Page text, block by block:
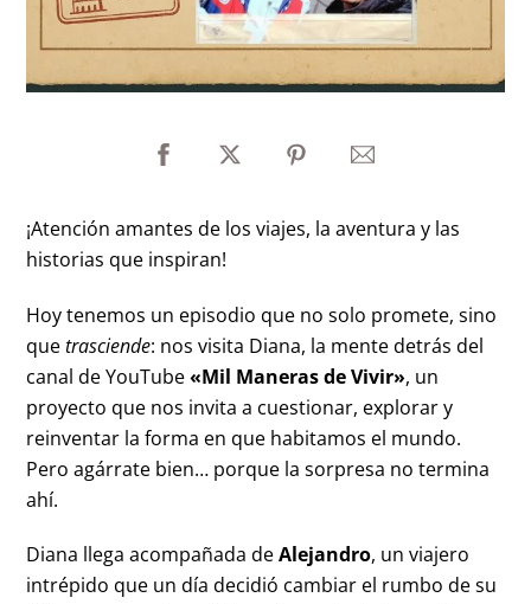
¡Atención amantes de los viajes, la aventura y las
historias que inspiran!
Hoy tenemos un episodio que no solo promete, sino
quetrasciende: nos visita Diana, la mente detrás del
canal de YouTube«Mil Maneras de Vivir», un
proyecto que nos invita a cuestionar, explorar y
reinventar la forma en que habitamos el mundo.
Pero agárrate bien… porque la sorpresa no termina
ahí.
Diana llega acompañada deAlejandro, un viajero
intrépido que un día decidió cambiar el rumbo de su